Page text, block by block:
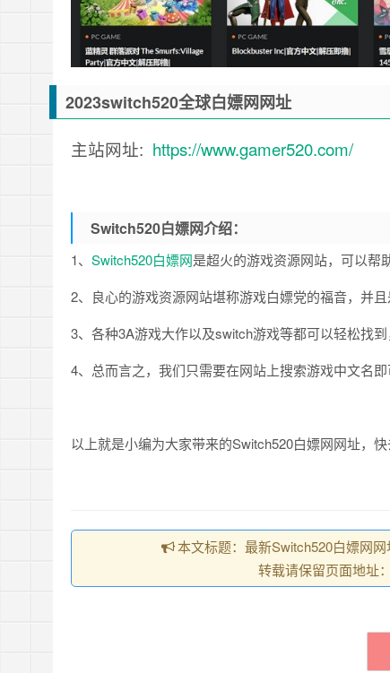
2023switch520全球白嫖网网址
主站网址: https://www.gamer520.com/
Switch520白嫖网介绍：
1、 Switch520白嫖网是超火的游戏资源网站，可以帮
2、良心的游戏资源网站堪称游戏白嫖党的福音，并
3、各种3A游戏大作以及switch游戏等都可以轻松找
4、总而言之，我们只需要在网站上搜索游戏中文名
以上就是小编为大家带来的Switch520白嫖网网址，
本文标题：最新Switch520白嫖网
转载请保留页面地址